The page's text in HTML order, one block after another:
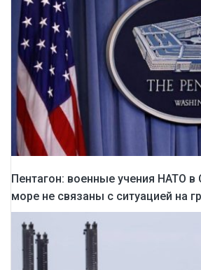
Пентагон: военные учения НАТО
море не связаны с ситуацией на